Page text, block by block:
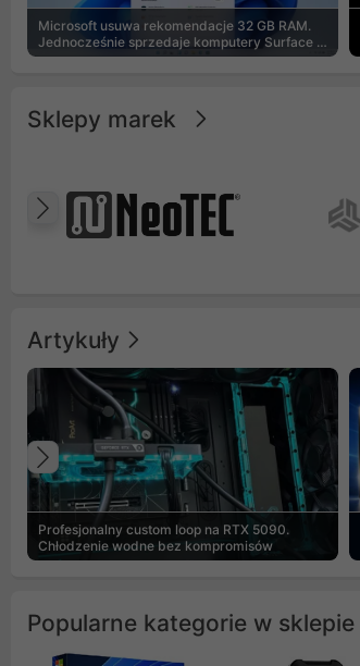
Microsoft usuwa rekomendacje 32 GB RAM.
Jednocześnie sprzedaje komputery Surface z
8 GB
Sklepy marek
Poprzedni
Artykuły
Profesjonalny custom loop na RTX 5090.
Chłodzenie wodne bez kompromisów
Poprzedni
Popularne kategorie w sklepie